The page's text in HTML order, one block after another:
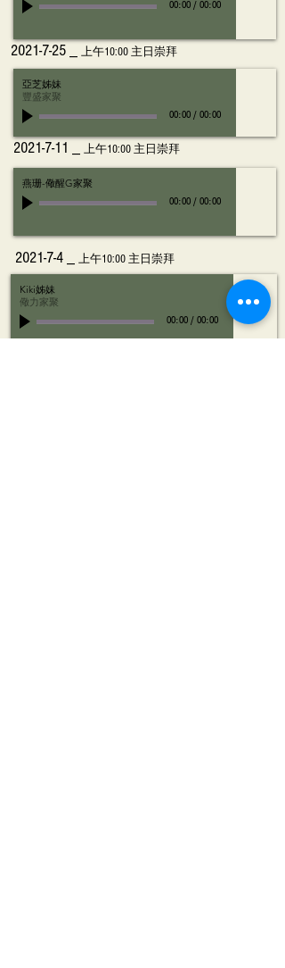
00:00 / 00:00
2021-7-25 上午10:00 主日崇拜
亞芝姊妹
豐盛家聚
00:00 / 00:00
2021-7-11 上午10:00 主日崇拜
燕珊-儆醒G家聚
00:00 / 00:00
2021-7-4 _ 上午10:00 主日崇拜
Kiki姊妹
儆力家聚
00:00 / 00:00